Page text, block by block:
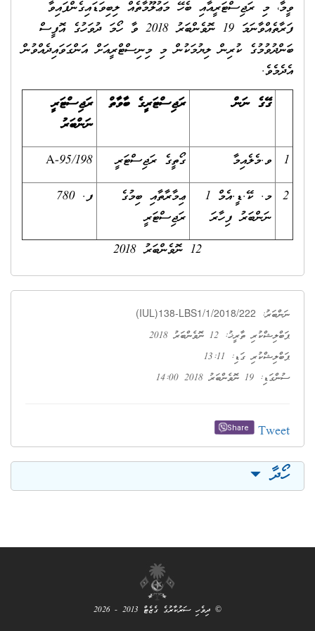
ވީމާ، މި ރަޖިސްޓަރީއާއި ބެހޭ މަޢުލޫމާތެއް ލިބިވަޑައިގެންފައިވާ
ފަރާތެއްވާނަމަ 19 ނޮވެންބަރު 2018 ވާ ހޯމަ ދުވަހުގެ އޮފީސް
ބަންދުވުމުގެ ކުރިން ލިޔުމަކުން މި މިނިސްޓްރީއަށް އަންގަވައިދެއްވުން
އެދެމެވެ.
ގޭގެ ނަން
ރަޖިސްޓަރީގެ ބާވާތް
ރަޖިސްޓަރީ
ނަންބަރު
1
ވ.މެލެއިމާ ގޯތީގެ ރަޖިސްޓަރީ
A-95/198
2
މ. ކޭ.ޑީ.އެމް 1
ނަންބަރު ފިހާރަ
ޢިމާރާތާއި ބިމުގެ
ރަޖިސްޓަރީ
ފ. 780
12 ނޮވެންބަރު 2018
ނަންބަރު: (IUL)138-LBS1/1/2018/222
ޕަބްލިޝްކުރި ތާރީޚު: 12 ނޮވެންބަރު 2018
ޕަބްލިޝްކުރި ގަޑި: 13:11
ސުންގަޑި: 19 ނޮވެންބަރު 2018 14:00
Tweet
Share
ހޯދާ
© ދިވެހި ސަރުކާރުގެ ގެޒެޓް 2013 - 2026